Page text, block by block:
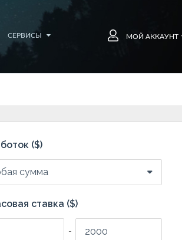
СЕРВИСЫ МОЙ АККАУНТ
($)
сумма
ставка ($)
-